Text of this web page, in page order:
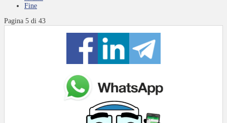
Fine
Pagina 5 di 43